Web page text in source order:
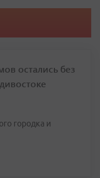
остались без
городка и